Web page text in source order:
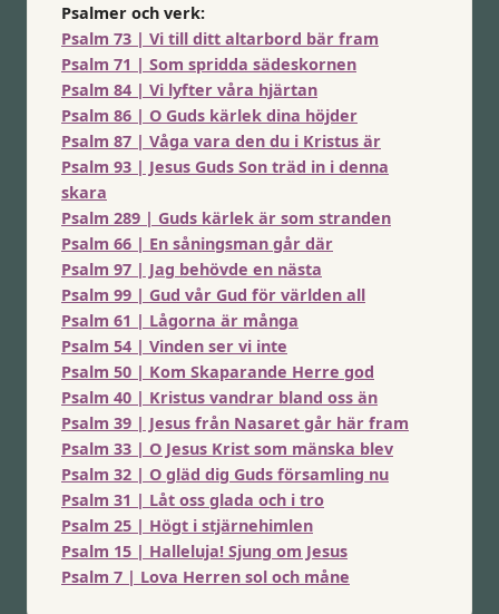
Psalmer och verk:
Psalm 73 | Vi till ditt altarbord bär fram
Psalm 71 | Som spridda sädeskornen
Psalm 84 | Vi lyfter våra hjärtan
Psalm 86 | O Guds kärlek dina höjder
Psalm 87 | Våga vara den du i Kristus är
Psalm 93 | Jesus Guds Son träd in i denna
skara
Psalm 289 | Guds kärlek är som stranden
Psalm 66 | En såningsman går där
Psalm 97 | Jag behövde en nästa
Psalm 99 | Gud vår Gud för världen all
Psalm 61 | Lågorna är många
Psalm 54 | Vinden ser vi inte
Psalm 50 | Kom Skaparande Herre god
Psalm 40 | Kristus vandrar bland oss än
Psalm 39 | Jesus från Nasaret går här fram
Psalm 33 | O Jesus Krist som mänska blev
Psalm 32 | O gläd dig Guds församling nu
Psalm 31 | Låt oss glada och i tro
Psalm 25 | Högt i stjärnehimlen
Psalm 15 | Halleluja! Sjung om Jesus
Psalm 7 | Lova Herren sol och måne